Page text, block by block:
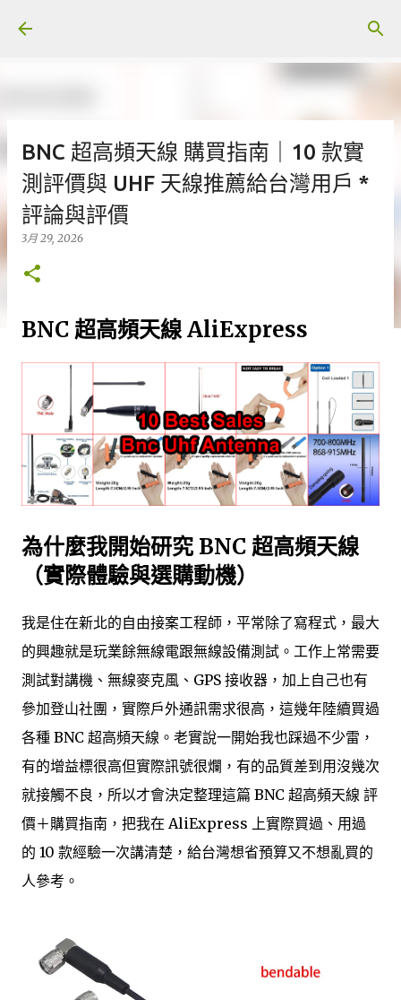
BNC 超高頻天線 購買指南｜10 款實
測評價與 UHF 天線推薦給台灣用戶 *
評論與評價
3月 29, 2026
BNC 超高頻天線 AliExpress
為什麼我開始研究 BNC 超高頻天線
（實際體驗與選購動機）
我是住在新北的自由接案工程師，平常除了寫程式，最大
的興趣就是玩業餘無線電跟無線設備測試。工作上常需要
測試對講機、無線麥克風、GPS 接收器，加上自己也有
參加登山社團，實際戶外通訊需求很高，這幾年陸續買過
各種 BNC 超高頻天線。老實說一開始我也踩過不少雷，
有的增益標很高但實際訊號很爛，有的品質差到用沒幾次
就接觸不良，所以才會決定整理這篇 BNC 超高頻天線 評
價＋購買指南，把我在 AliExpress 上實際買過、用過
的 10 款經驗一次講清楚，給台灣想省預算又不想亂買的
人參考。